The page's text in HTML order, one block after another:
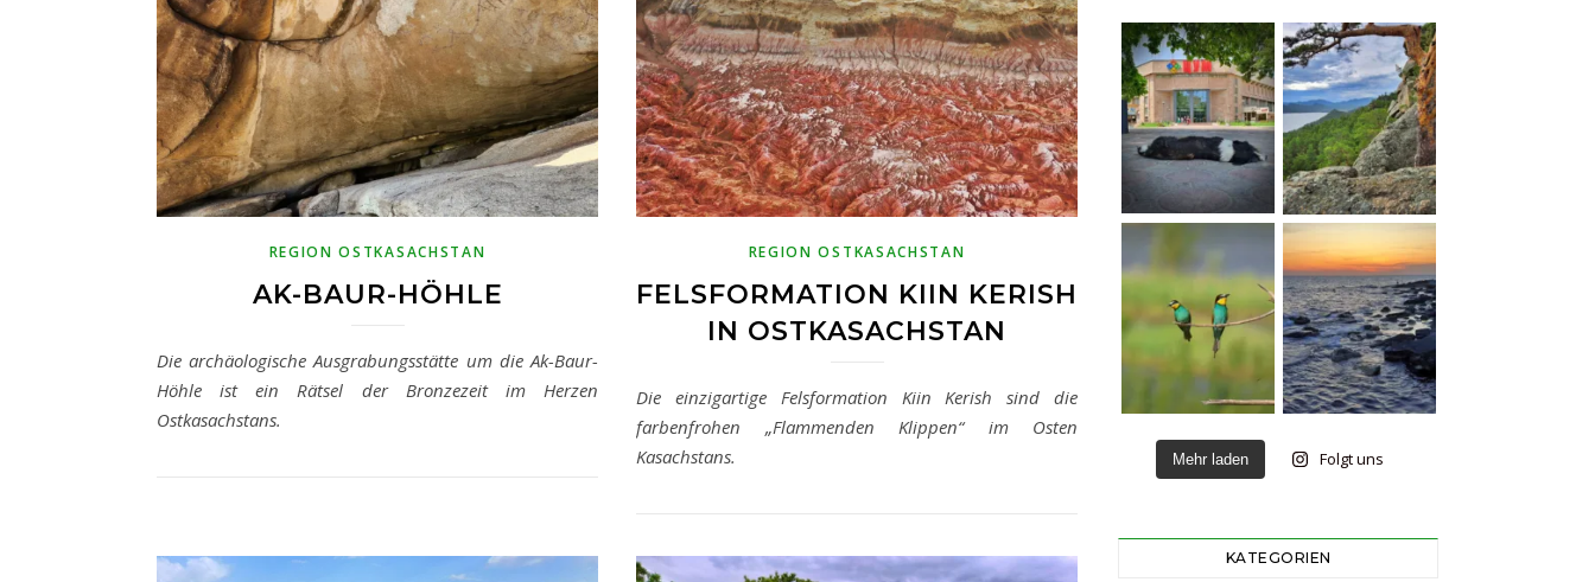
REGION OSTKASACHSTAN
AK-BAUR-HÖHLE
Die archäologische Ausgrabungsstätte um die Ak-Baur-
Höhle ist ein Rätsel der Bronzezeit im Herzen
Ostkasachstans.
REGION OSTKASACHSTAN
FELSFORMATION KIIN KERISH
IN OSTKASACHSTAN
Die einzigartige Felsformation Kiin Kerish sind die
farbenfrohen „Flammenden Klippen“ im Osten
Kasachstans.
Mehr laden Folgt uns
KATEGORIEN